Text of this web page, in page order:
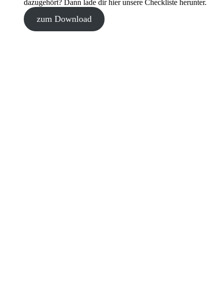
dazugehört? Dann lade dir hier unsere Checkliste herunter.
zum Download